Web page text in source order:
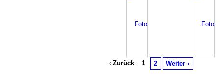
‹ Zurück 1 2 Weiter ›